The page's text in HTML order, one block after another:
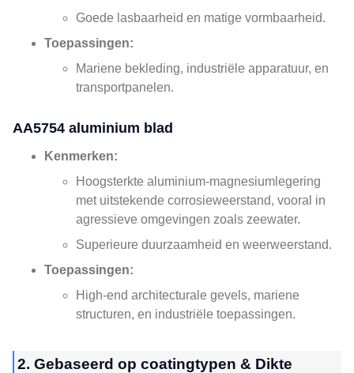
Goede lasbaarheid en matige vormbaarheid.
Toepassingen:
Mariene bekleding, industriële apparatuur, en
transportpanelen.
AA5754 aluminium blad
Kenmerken:
Hoogsterkte aluminium-magnesiumlegering
met uitstekende corrosieweerstand, vooral in
agressieve omgevingen zoals zeewater.
Superieure duurzaamheid en weerweerstand.
Toepassingen:
High-end architecturale gevels, mariene
structuren, en industriële toepassingen.
2. Gebaseerd op coatingtypen & Dikte